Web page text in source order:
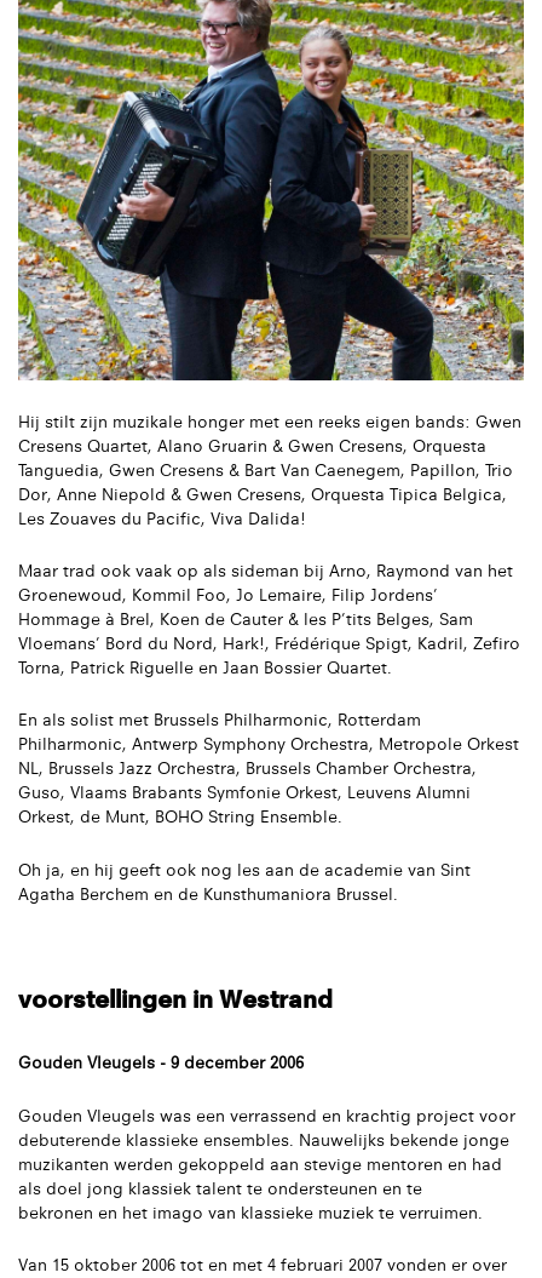
Hij stilt zijn muzikale honger met een reeks eigen bands: Gwen
Cresens Quartet, Alano Gruarin & Gwen Cresens, Orquesta
Tanguedia, Gwen Cresens & Bart Van Caenegem, Papillon, Trio
Dor, Anne Niepold & Gwen Cresens, Orquesta Tipica Belgica,
Les Zouaves du Pacific, Viva Dalida!
Maar trad ook vaak op als sideman bij Arno, Raymond van het
Groenewoud, Kommil Foo, Jo Lemaire, Filip Jordens’
Hommage à Brel, Koen de Cauter & les P’tits Belges, Sam
Vloemans’ Bord du Nord, Hark!, Frédérique Spigt, Kadril, Zefiro
Torna, Patrick Riguelle en Jaan Bossier Quartet.
En als solist met Brussels Philharmonic, Rotterdam
Philharmonic, Antwerp Symphony Orchestra, Metropole Orkest
NL, Brussels Jazz Orchestra, Brussels Chamber Orchestra,
Guso, Vlaams Brabants Symfonie Orkest, Leuvens Alumni
Orkest, de Munt, BOHO String Ensemble.
Oh ja, en hij geeft ook nog les aan de academie van Sint
Agatha Berchem en de Kunsthumaniora Brussel.
voorstellingen in Westrand
Gouden Vleugels - 9 december 2006
Gouden Vleugels was een verrassend en krachtig project voor
debuterende klassieke ensembles. Nauwelijks bekende jonge
muzikanten werden gekoppeld aan stevige mentoren en had
als doel jong klassiek talent te ondersteunen en te
bekronen en het imago van klassieke muziek te verruimen.
Van 15 oktober 2006 tot en met 4 februari 2007 vonden er over